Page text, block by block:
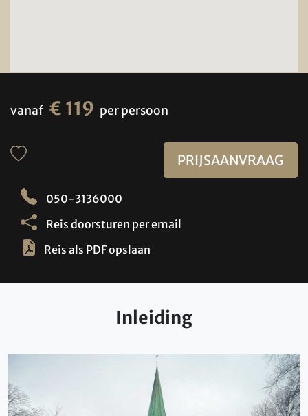
vanaf € 119 per persoon
PRIJSAANVRAAG
050-3136000
Reis doorsturen per email
Reis als PDF opslaan
Inleiding